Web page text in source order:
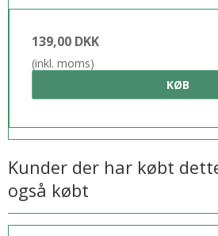
139,00 DKK
(inkl. moms)
KØB
Kunder der har købt
også købt